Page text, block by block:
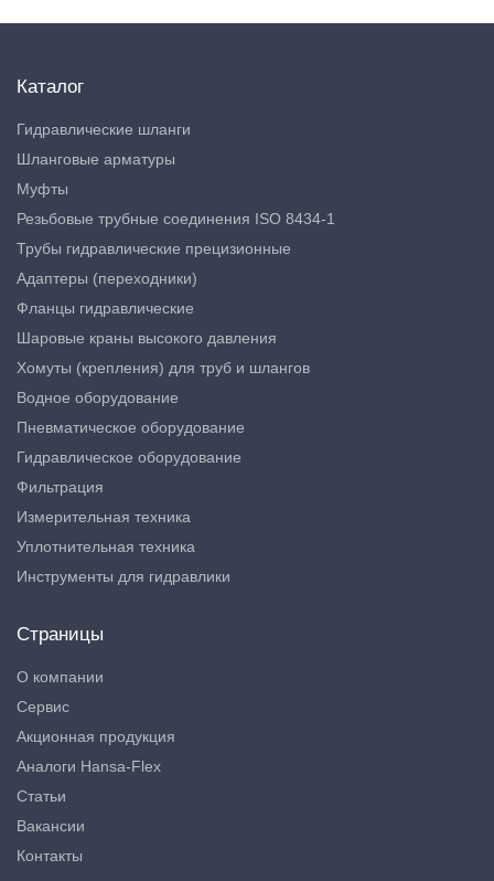
Каталог
Гидравлические шланги
Шланговые арматуры
Муфты
Резьбовые трубные соединения ISO 8434-1
Трубы гидравлические прецизионные
Адаптеры (переходники)
Фланцы гидравлические
Шаровые краны высокого давления
Хомуты (крепления) для труб и шлангов
Водное оборудование
Пневматическое оборудование
Гидравлическое оборудование
Фильтрация
Измерительная техника
Уплотнительная техника
Инструменты для гидравлики
Страницы
О компании
Сервис
Акционная продукция
Аналоги Hansa-Flex
Статьи
Вакансии
Контакты